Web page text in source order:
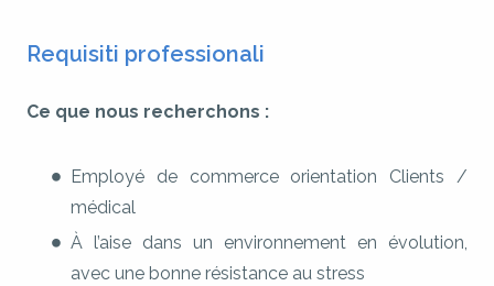
Requisiti professionali
Ce que nous recherchons :
Employé de commerce orientation Clients /
médical
À l’aise dans un environnement en évolution,
avec une bonne résistance au stress